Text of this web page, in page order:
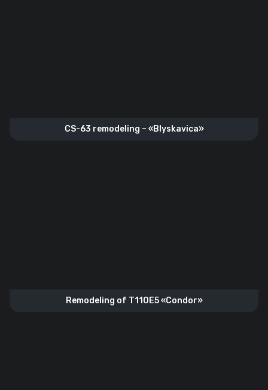
CS-63 remodeling – «Blyskavica»
Remodeling of T110E5 «Condor»